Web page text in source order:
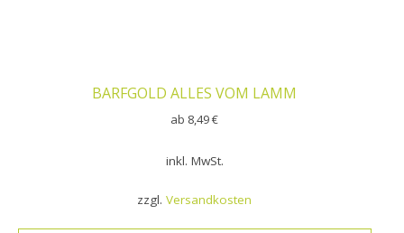
BARFGOLD ALLES VOM LAMM
ab 8,49€
inkl. MwSt.
zzgl.Versandkosten